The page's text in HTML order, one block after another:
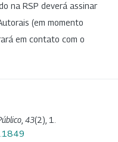
na RSP deverá assinar
(em momento
em contato com o
43(2), 1.